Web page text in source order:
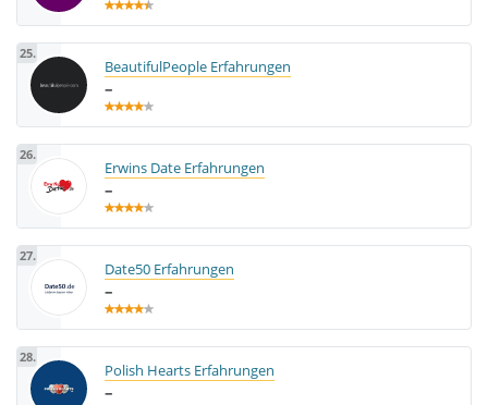
25.
BeautifulPeople Erfahrungen
–
26.
Erwins Date Erfahrungen
–
27.
Date50 Erfahrungen
–
28.
Polish Hearts Erfahrungen
–